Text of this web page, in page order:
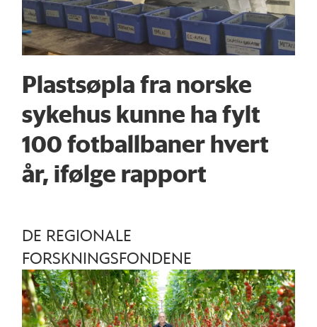
Plastsøpla fra norske
sykehus kunne ha fylt
100 fotballbaner hvert
år, ifølge rapport
DE REGIONALE
FORSKNINGSFONDENE